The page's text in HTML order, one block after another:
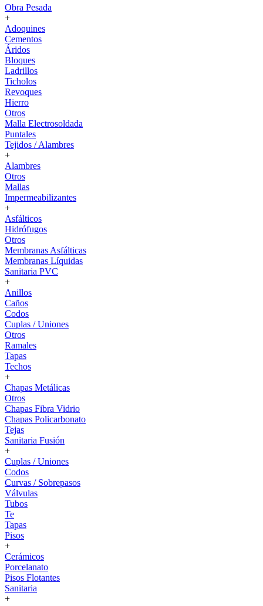
Obra Pesada
+
Adoquines
Cementos
Áridos
Bloques
Ladrillos
Ticholos
Revoques
Hierro
Otros
Malla Electrosoldada
Puntales
Tejidos / Alambres
+
Alambres
Otros
Mallas
Impermeabilizantes
+
Asfálticos
Hidrófugos
Otros
Membranas Asfálticas
Membranas Líquidas
Sanitaria PVC
+
Anillos
Caños
Codos
Cuplas / Uniones
Otros
Ramales
Tapas
Techos
+
Chapas Metálicas
Otros
Chapas Fibra Vidrio
Chapas Policarbonato
Tejas
Sanitaria Fusión
+
Cuplas / Uniones
Codos
Curvas / Sobrepasos
Válvulas
Tubos
Te
Tapas
Pisos
+
Cerámicos
Porcelanato
Pisos Flotantes
Sanitaria
+